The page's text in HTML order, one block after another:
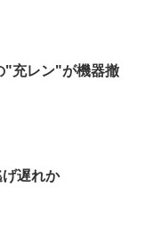
"充レン"が機器撤
遅れか